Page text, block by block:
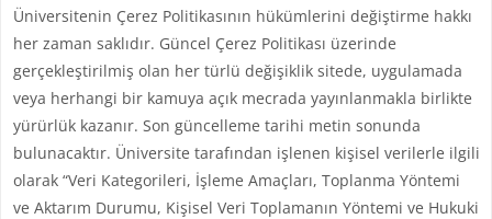
Üniversitenin Çerez Politikasının hükümlerini değiştirme hakkı
her zaman saklıdır. Güncel Çerez Politikası üzerinde
gerçekleştirilmiş olan her türlü değişiklik sitede, uygulamada
veya herhangi bir kamuya açık mecrada yayınlanmakla birlikte
yürürlük kazanır. Son güncelleme tarihi metin sonunda
bulunacaktır. Üniversite tarafından işlenen kişisel verilerle ilgili
olarak “Veri Kategorileri, İşleme Amaçları, Toplanma Yöntemi
ve Aktarım Durumu, Kişisel Veri Toplamanın Yöntemi ve Hukuki